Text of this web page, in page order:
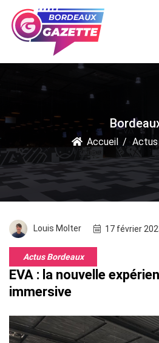
Accueil Actus
Louis Molter 17 février
Actus Bordeaux
EVA : la nouvelle
immersive